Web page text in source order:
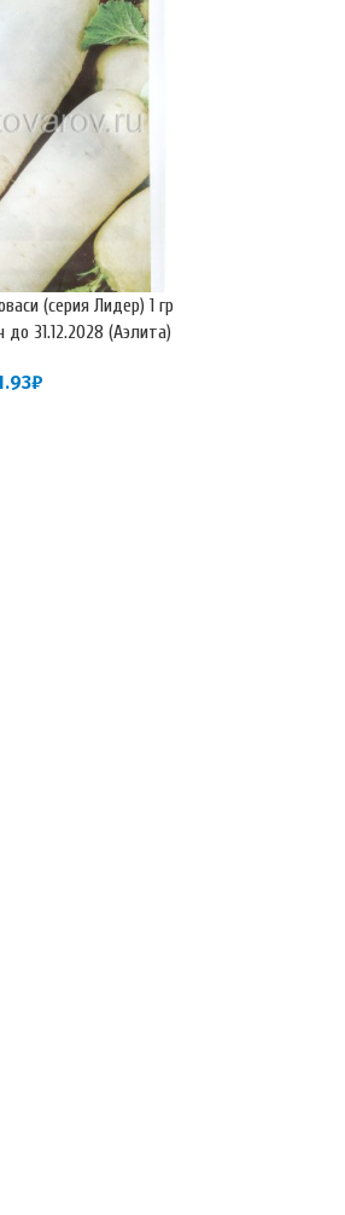
(серия Лидер) 1 гр
31.12.2028 (Аэлита)
₽